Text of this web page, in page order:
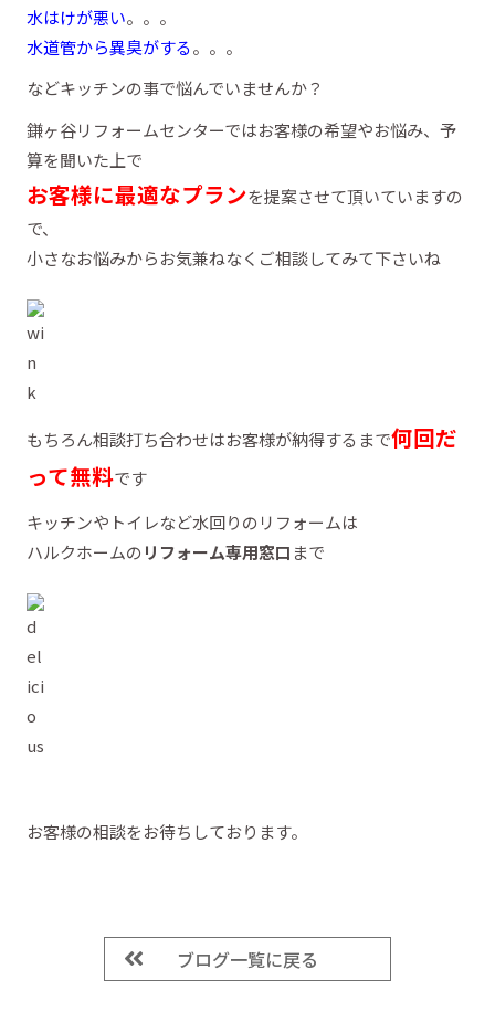
水はけが悪い。。。
水道管から異臭がする。。。
などキッチンの事で悩んでいませんか？
鎌ヶ谷リフォームセンターではお客様の希望やお悩み、予
算を聞いた上で
お客様に最適なプランを提案させて頂いていますの
で、
小さなお悩みからお気兼ねなくご相談してみて下さいね
もちろん相談打ち合わせはお客様が納得するまで何回だ
って無料です
キッチンやトイレなど水回りのリフォームは
ハルクホームの リフォーム専用窓口 まで
お客様の相談をお待ちしております。
ブログ一覧に戻る